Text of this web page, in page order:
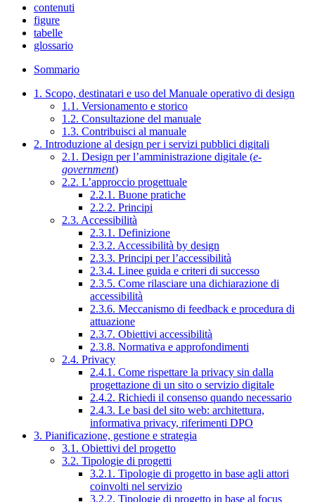
contenuti
figure
tabelle
glossario
Sommario
1. Scopo, destinatari e uso del Manuale operativo di design
1.1. Versionamento e storico
1.2. Consultazione del manuale
1.3. Contribuisci al manuale
2. Introduzione al design per i servizi pubblici digitali
2.1. Design per l’amministrazione digitale (e-
government)
2.2. L’approccio progettuale
2.2.1. Buone pratiche
2.2.2. Principi
2.3. Accessibilità
2.3.1. Definizione
2.3.2. Accessibilità by design
2.3.3. Principi per l’accessibilità
2.3.4. Linee guida e criteri di successo
2.3.5. Come rilasciare una dichiarazione di
accessibilità
2.3.6. Meccanismo di feedback e procedura di
attuazione
2.3.7. Obiettivi accessibilità
2.3.8. Normativa e approfondimenti
2.4. Privacy
2.4.1. Come rispettare la privacy sin dalla
progettazione di un sito o servizio digitale
2.4.2. Richiedi il consenso quando necessario
2.4.3. Le basi del sito web: architettura,
informativa privacy, riferimenti DPO
3. Pianificazione, gestione e strategia
3.1. Obiettivi del progetto
3.2. Tipologie di progetti
3.2.1. Tipologie di progetto in base agli attori
coinvolti nel servizio
3.2.2. Tipologie di progetto in base al focus